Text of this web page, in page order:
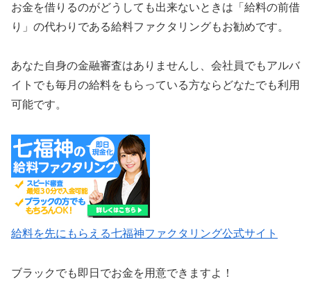
お金を借りるのがどうしても出来ないときは「給料の前借
り」の代わりである給料ファクタリングもお勧めです。
あなた自身の金融審査はありませんし、会社員でもアルバ
イトでも毎月の給料をもらっている方ならどなたでも利用
可能です。
給料を先にもらえる七福神ファクタリング公式サイト
ブラックでも即日でお金を用意できますよ！